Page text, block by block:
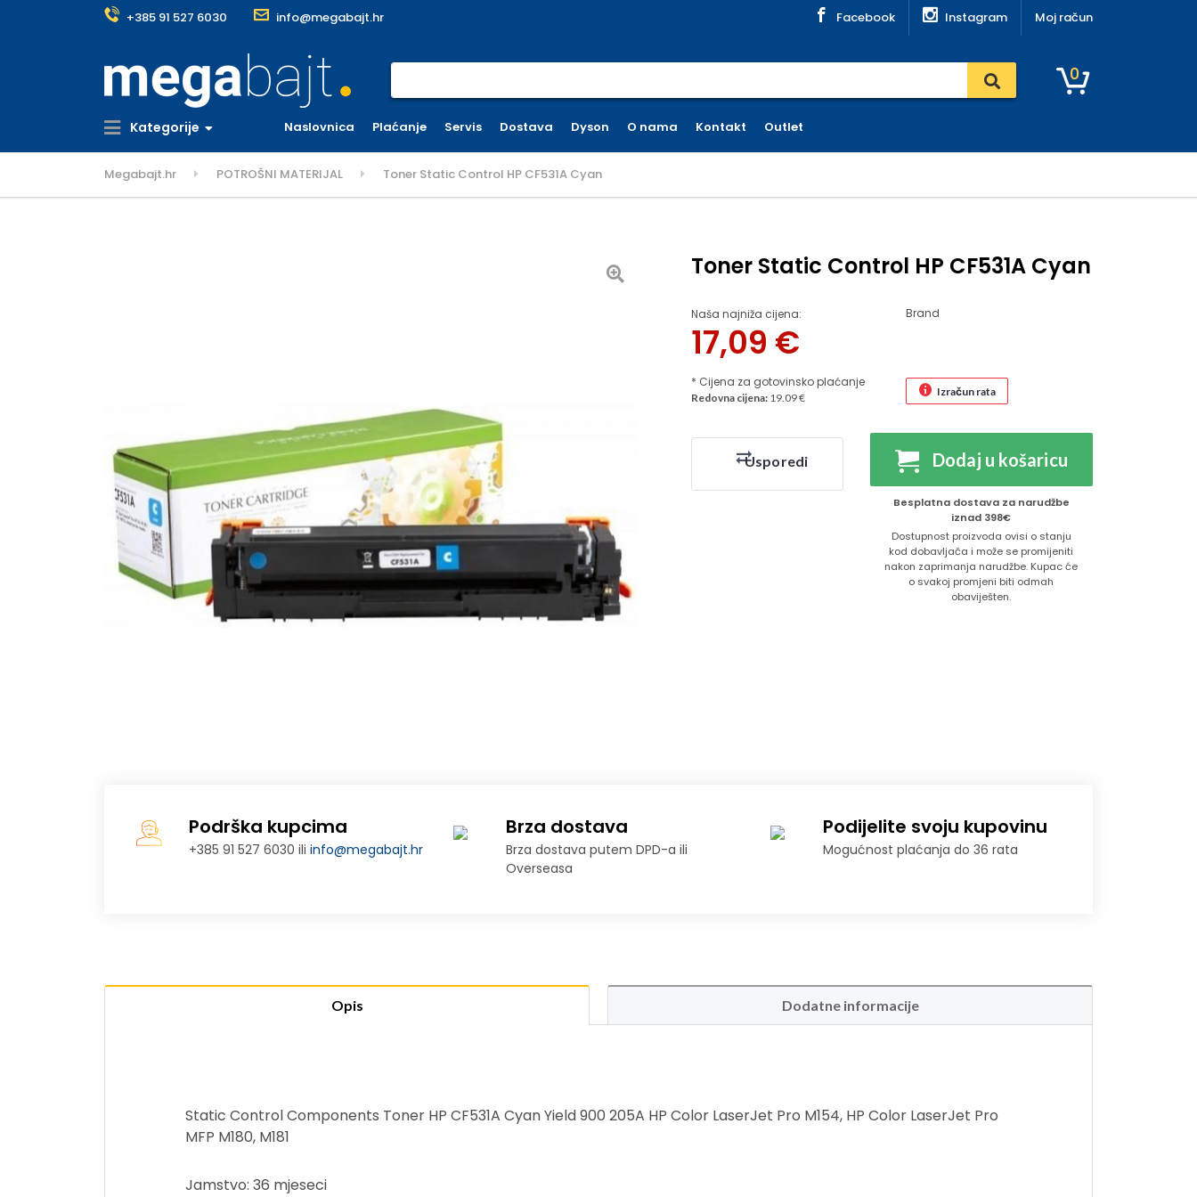
+385 91 527 6030 info@megabajt.hr Facebook Instagram Moj račun
0
Kategorije Naslovnica Plaćanje Servis Dostava Dyson O nama Kontakt Outlet
Megabajt.hr POTROŠNI MATERIJAL Toner Static Control HP CF531A Cyan
Toner Static Control HP CF531A Cyan
Naša najniža cijena:
17,09 €
* Cijena za gotovinsko plaćanje
Brand
Redovna cijena: 19.09 € Izračun rata
Usporedi Dodaj u košaricu
Besplatna dostava za narudžbe
iznad 398€
Dostupnost proizvoda ovisi o stanju
kod dobavljača i može se promijeniti
nakon zaprimanja narudžbe. Kupac će
o svakoj promjeni biti odmah
obaviješten.
Podrška kupcima
+385 91 527 6030 iliinfo@megabajt.hr
Brza dostava
Brza dostava putem DPD-a ili
Overseasa
Podijelite svoju kupovinu
Mogućnost plaćanja do 36 rata
Opis Dodatne informacije
Static Control Components Toner HP CF531A Cyan Yield 900 205A HP Color LaserJet Pro M154, HP Color LaserJet Pro
MFP M180, M181
Jamstvo: 36 mjeseci